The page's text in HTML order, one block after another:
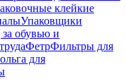
клейкие
Упаковщики
за обувью и
ФетрФильтры для
для